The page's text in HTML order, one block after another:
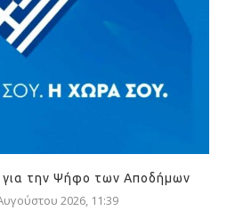
για την Ψήφο των Αποδήμων
2026, 11:39